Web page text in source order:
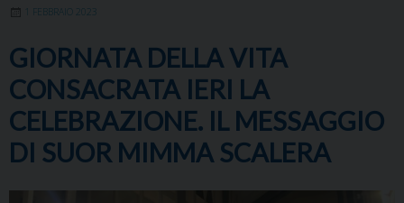
1 FEBBRAIO 2023
GIORNATA DELLA VITA
CONSACRATA IERI LA
CELEBRAZIONE. IL MESSAGGIO
DI SUOR MIMMA SCALERA